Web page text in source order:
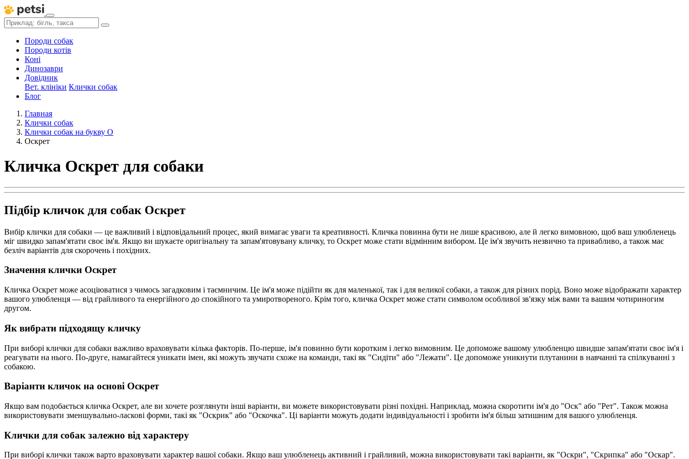
Породи собак
Породи котів
Коні
Динозаври
Довідник
Вет. клініки Клички собак
Блог
Главная
Клички собак
Клички собак на букву О
Оскрет
Кличка Оскрет для собаки
Підбір кличок для собак Оскрет
Вибір клички для собаки — це важливий і відповідальний процес, який вимагає уваги та креативності. Кличка повинна бути не лише красивою, але й легко вимовною, щоб ваш улюбленець
міг швидко запам'ятати своє ім'я. Якщо ви шукаєте оригінальну та запам'ятовувану кличку, то Оскрет може стати відмінним вибором. Це ім'я звучить незвично та привабливо, а також має
безліч варіантів для скорочень і похідних.
Значення клички Оскрет
Кличка Оскрет може асоціюватися з чимось загадковим і таємничим. Це ім'я може підійти як для маленької, так і для великої собаки, а також для різних порід. Воно може відображати характер
вашого улюбленця — від грайливого та енергійного до спокійного та умиротвореного. Крім того, кличка Оскрет може стати символом особливої зв'язку між вами та вашим чотириногим
другом.
Як вибрати підходящу кличку
При виборі клички для собаки важливо враховувати кілька факторів. По-перше, ім'я повинно бути коротким і легко вимовним. Це допоможе вашому улюбленцю швидше запам'ятати своє ім'я і
реагувати на нього. По-друге, намагайтеся уникати імен, які можуть звучати схоже на команди, такі як "Сидіти" або "Лежати". Це допоможе уникнути плутанини в навчанні та спілкуванні з
собакою.
Варіанти кличок на основі Оскрет
Якщо вам подобається кличка Оскрет, але ви хочете розглянути інші варіанти, ви можете використовувати різні похідні. Наприклад, можна скоротити ім'я до "Оск" або "Рет". Також можна
використовувати зменшувально-ласкові форми, такі як "Оскрик" або "Оскочка". Ці варіанти можуть додати індивідуальності і зробити ім'я більш затишним для вашого улюбленця.
Клички для собак залежно від характеру
При виборі клички також варто враховувати характер вашої собаки. Якщо ваш улюбленець активний і грайливий, можна використовувати такі варіанти, як "Оскри", "Скрипка" або "Оскар".